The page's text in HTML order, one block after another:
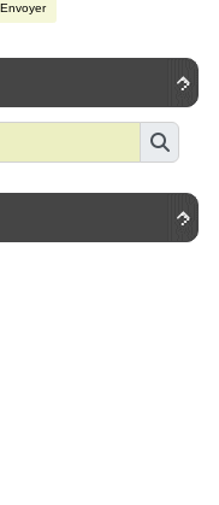
Envoyer

